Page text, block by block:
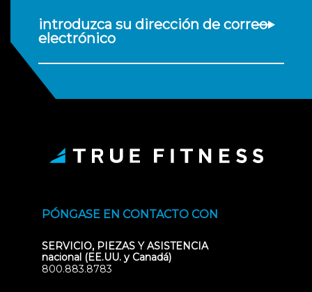
introduzca su dirección de correo
electrónico
PÓNGASE EN CONTACTO CON
SERVICIO, PIEZAS Y ASISTENCIA
nacional (EE.UU. y Canadá)
800.883.8783